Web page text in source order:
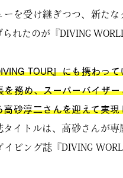
ーを受け継ぎつつ、新たな
れたのが『DIVING
TOUR』にも携わっ
を務め、スーパーバイザー
高砂淳二さんを迎えて実現
タイトルは、高砂さんが
イビング誌『DIVING